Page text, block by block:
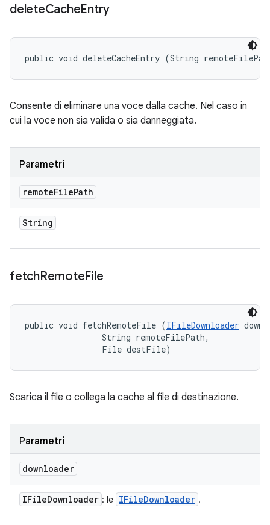
deleteCacheEntry
public void deleteCacheEntry (String
Consente di eliminare una voce dalla cache. Nel caso in
cui la voce non sia valida o sia danneggiata.
Parametri
remoteFilePath
String
fetchRemoteFile
public void fetchRemoteFile (IFileDownloader
                String remoteFilePath,
                File destFile)
Scarica il file o collega la cache al file di destinazione.
Parametri
downloader
IFileDownloader : le IFileDownloader .